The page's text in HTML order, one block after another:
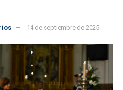
14 de septiembre de 2025